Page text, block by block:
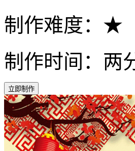
制作难度：★
制作时间：两
立即制作